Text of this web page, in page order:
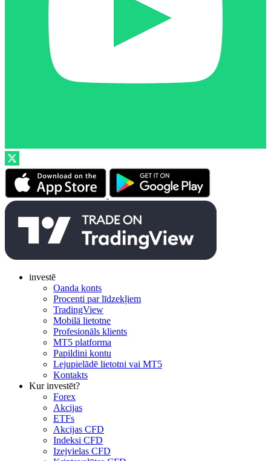
investē
Oanda konts
Procenti par līdzekļiem
TradingView
Mobilā lietotne
Profesionāls klients
MT5 platforma
Papildini kontu
Lejupielādē lietotni vai MT5
Kontakts
Kur investēt?
Forex
Akcijas
ETFs
Akcijas CFD
Indeksi CFD
Izejvielas CFD